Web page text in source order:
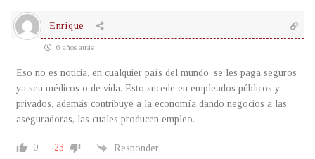
Enrique
6 años atrás
Eso no es noticia, en cualquier país del mundo, se les paga seguros
ya sea médicos o de vida. Esto sucede en empleados públicos y
privados, además contribuye a la economía dando negocios a las
aseguradoras, las cuales producen empleo.
0 -23 Responder